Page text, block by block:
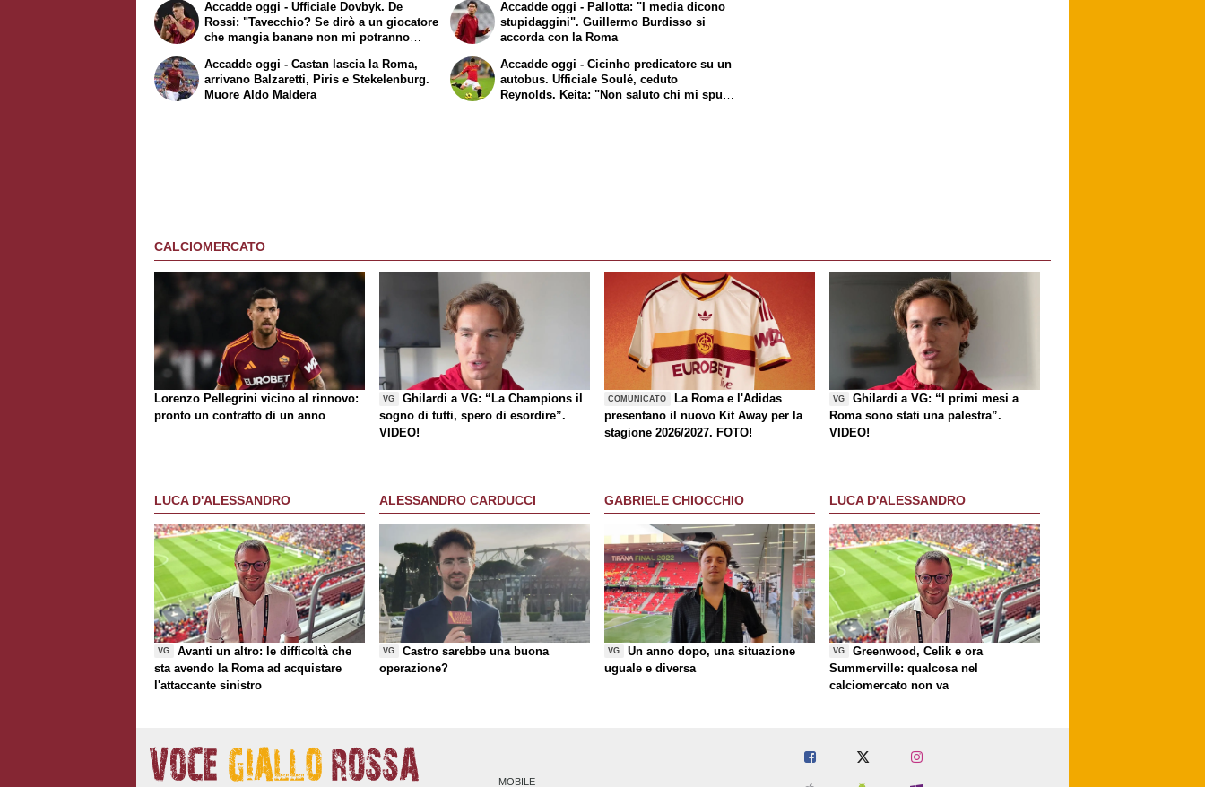
Accadde oggi - Ufficiale Dovbyk. De
Rossi: "Tavecchio? Se dirò a un giocatore
che mangia banane non mi potranno
Accadde oggi - Castan lascia la Roma,
arrivano Balzaretti, Piris e Stekelenburg.
Muore Aldo Maldera
Accadde oggi - Pallotta: "I media dicono
stupidaggini". Guillermo Burdisso si
accorda con la Roma
Accadde oggi - Cicinho predicatore su un
autobus. Ufficiale Soulé, ceduto
Reynolds. Keita: "Non saluto chi mi sputa
CALCIOMERCATO
Lorenzo Pellegrini vicino al rinnovo:
pronto un contratto di un anno
VG
Ghilardi a VG: “La Champions il
sogno di tutti, spero di esordire”.
VIDEO!
COMUNICATO
La Roma e l'Adidas
presentano il nuovo Kit Away per la
stagione 2026/2027. FOTO!
VG
Ghilardi a VG: “I primi mesi a
Roma sono stati una palestra”.
VIDEO!
LUCA D'ALESSANDRO
VG
Avanti un altro: le difficoltà che
sta avendo la Roma ad acquistare
l'attaccante sinistro
ALESSANDRO CARDUCCI
VG
Castro sarebbe una buona
operazione?
GABRIELE CHIOCCHIO
VG
Un anno dopo, una situazione
uguale e diversa
LUCA D'ALESSANDRO
VG
Greenwood, Celik e ora
Summerville: qualcosa nel
calciomercato non va
MOBILE